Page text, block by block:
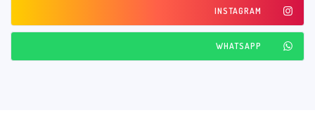
INSTAGRAM
WHATSAPP